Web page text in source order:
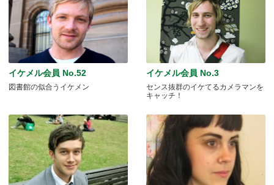
イケメル会員 No.52
図書館の似合うイケメン
イケメル会員 No.3
センス抜群のイケてるカメラマンを
キャッチ！